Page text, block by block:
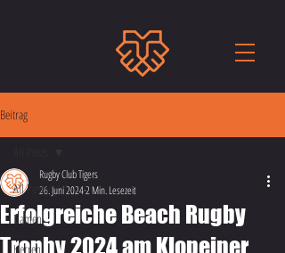
Beitrag
All Posts
Damen
Herren
Erfolgreiche Beach Rugby
Trophy 2024 am Klopeiner
Rugby Club Tigers
26. Juni 20242 Min. Lesezeit